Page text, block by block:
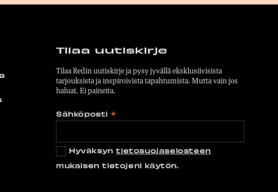
Tilaa uutiskirje
Tilaa Redin uutiskirje ja pysy jyvällä eksklusiivisista
tarjouksista ja inspiroivista tapahtumista. Mutta vain jos
haluat. Ei paineita.
Sähköposti *
Hyväksyntietosuojaselosteen
mukaisen tietojeni käytön.